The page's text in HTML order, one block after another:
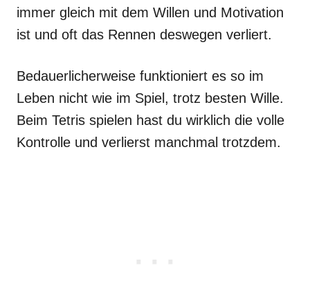
immer gleich mit dem Willen und Motivation
ist und oft das Rennen deswegen verliert.
Bedauerlicherweise funktioniert es so im
Leben nicht wie im Spiel, trotz besten Wille.
Beim Tetris spielen hast du wirklich die volle
Kontrolle und verlierst manchmal trotzdem.